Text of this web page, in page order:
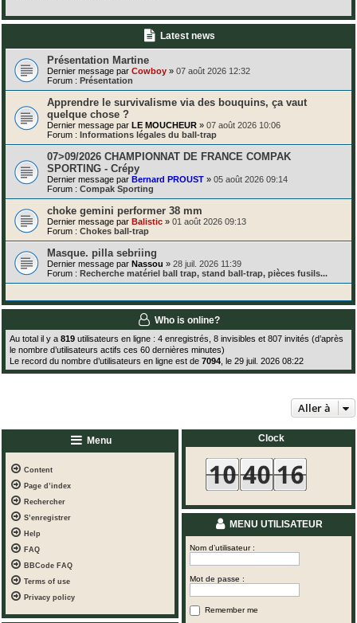
Latest news
Présentation Martine
Dernier message par Cowboy » 07 août 2026 12:32
Forum : Présentation
Apprendre le survivalisme via des bouquins, ça vaut
quelque chose ?
Dernier message par LE MOUCHEUR » 07 août 2026 10:06
Forum : Informations légales du ball-trap
07>09/2026 CHAMPIONNAT DE FRANCE COMPAK
SPORTING - Crépy
Dernier message par Bernard PROUST » 05 août 2026 09:14
Forum : Compak Sporting
choke gemini performer 38 mm
Dernier message par Balistic » 01 août 2026 09:13
Forum : Chokes ball-trap
Masque. pilla sebriing
Dernier message par Nassou » 28 juil. 2026 11:39
Forum : Recherche matériel ball trap, stand ball-trap, pièces fusils...
Who is online?
Au total il y a 819 utilisateurs en ligne : 4 enregistrés, 8 invisibles et 807 invités (d’après
le nombre d’utilisateurs actifs ces 60 dernières minutes)
Le record du nombre d’utilisateurs en ligne est de 7094 , le 29 juil. 2026 08:22
Aller à
Menu
Content
Page d’index
Rechercher
S’enregistrer
Help
FAQ
BBCode FAQ
Terms of use
Privacy policy
Clock
MENU UTILISATEUR
Nom d’utilisateur :
Mot de passe :
Remember me